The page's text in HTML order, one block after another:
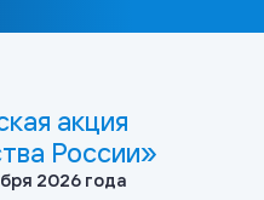
акция
России»
2026 года